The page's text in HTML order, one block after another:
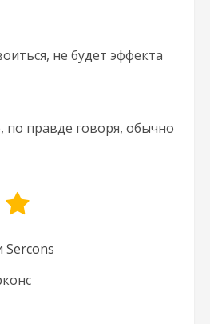
не будет эффекта
по правде говоря, обычно
Sercons